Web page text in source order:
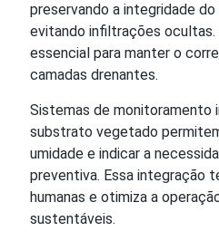
preservando a integridade
evitando infiltrações ocultas.
essencial para manter o
camadas drenantes.
Sistemas de monitoramento
substrato vegetado
umidade e indicar a
preventiva. Essa integração
humanas e otimiza a
sustentáveis.